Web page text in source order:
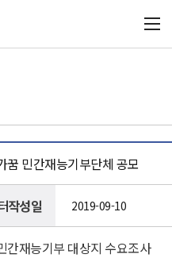
꿈 민간재능기부단체 공모
작성일 2019-09-10
간재능기부 대상지 수요조사